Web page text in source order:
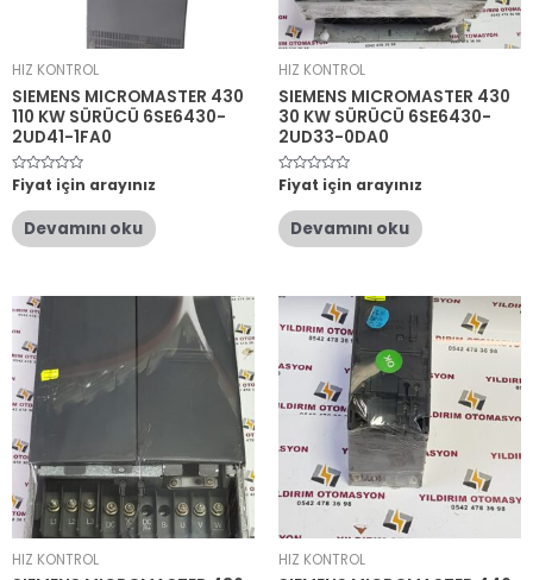
HIZ KONTROL
SIEMENS MICROMASTER 430
110 KW SÜRÜCÜ 6SE6430-
2UD41-1FA0
5
üzerinden
oy
aldı
Fiyat için arayınız
Devamını oku
HIZ KONTROL
SIEMENS MICROMASTER 430
30 KW SÜRÜCÜ 6SE6430-
2UD33-0DA0
5
üzerinden
oy
aldı
Fiyat için arayınız
Devamını oku
HIZ KONTROL HIZ KONTROL